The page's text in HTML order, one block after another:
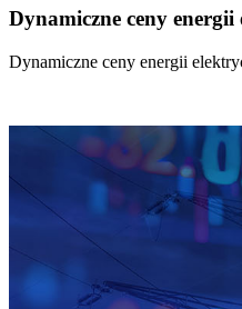
Dynamiczne ceny
Dynamiczne ceny energii